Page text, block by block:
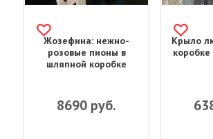
Жозефина: нежно-
розовые пионы в
шляпной коробке
8690 руб.
Крыло